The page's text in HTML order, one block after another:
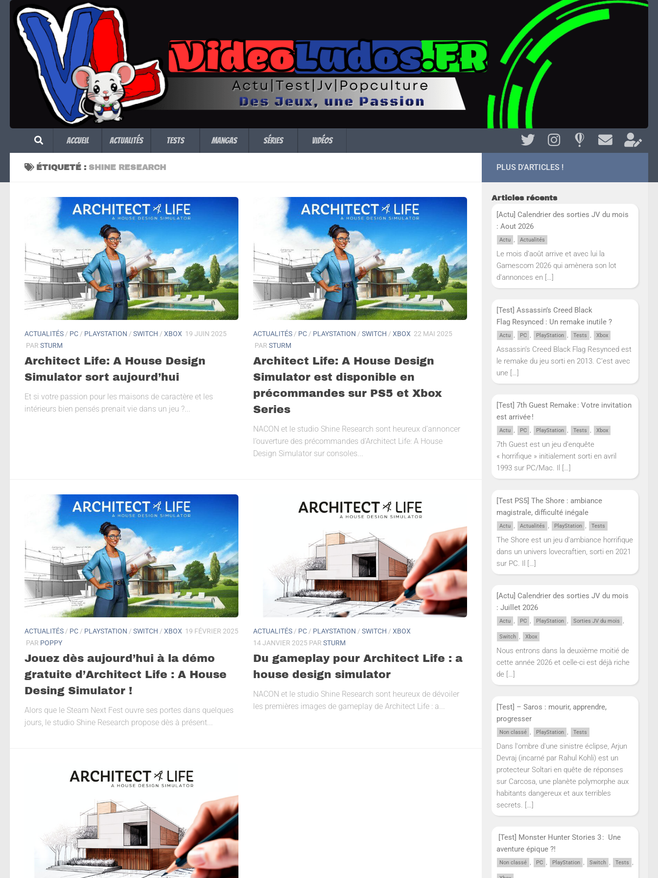
Skip to content
Accueil Actualités Tests Mangas Séries Vidéos
ÉTIQUETÉ : SHINE RESEARCH
ACTUALITÉS / PC / PLAYSTATION / SWITCH / XBOX 19 JUIN 2025
PAR STURM
Architect Life: A House Design
Simulator sort aujourd’hui
Et si votre passion pour les maisons de caractère et les
intérieurs bien pensés prenait vie dans un jeu ?...
ACTUALITÉS / PC / PLAYSTATION / SWITCH / XBOX 22 MAI 2025
PAR STURM
Architect Life: A House Design
Simulator est disponible en
précommandes sur PS5 et Xbox
Series
NACON et le studio Shine Research sont heureux d’annoncer
l’ouverture des précommandes d’Architect Life: A House
Design Simulator sur consoles...
ACTUALITÉS / PC / PLAYSTATION / SWITCH / XBOX 19 FÉVRIER 2025
PAR POPPY
Jouez dès aujourd’hui à la démo
gratuite d’Architect Life : A House
Desing Simulator !
Alors que le Steam Next Fest ouvre ses portes dans quelques
jours, le studio Shine Research propose dès à présent...
ACTUALITÉS / PC / PLAYSTATION / SWITCH / XBOX
14 JANVIER 2025 PAR STURM
Du gameplay pour Architect Life : a
house design simulator
NACON et le studio Shine Research sont heureux de dévoiler
les premières images de gameplay de Architect Life : a...
PLUS D'ARTICLES !
Articles récents
[Actu] Calendrier des sorties JV du mois
: Aout 2026
Actu , Actualités
Le mois d’août arrive et avec lui la
Gamescom 2026 qui amènera son lot
d’annonces en […]
[Test] Assassin’s Creed Black
Flag Resynced : Un remake inutile ?
Actu , PC , PlayStation , Tests , Xbox
Assassin’s Creed Black Flag Resynced est
le remake du jeu sorti en 2013. C’est avec
une […]
[Test] 7th Guest Remake : Votre invitation
est arrivée !
Actu , PC , PlayStation , Tests , Xbox
7th Guest est un jeu d’enquête
« horrifique » initialement sorti en avril
1993 sur PC/Mac. Il
[…]
[Test PS5] The Shore : ambiance
magistrale, difficulté inégale
Actu , Actualités , PlayStation , Tests
The Shore est un jeu d’ambiance horrifique
dans un univers lovecraftien, sorti en 2021
sur PC. Il […]
[Actu] Calendrier des sorties JV du mois
: Juillet 2026
Actu , PC , PlayStation , Sorties JV du mois ,
Switch , Xbox
Nous entrons dans la deuxième moitié de
cette année 2026 et celle-ci est déjà riche
de […]
[Test] – Saros : mourir, apprendre,
progresser
Non classé , PlayStation , Tests
Dans l'ombre d'une sinistre éclipse, Arjun
Devraj (incarné par Rahul Kohli) est un
protecteur Soltari en quête de réponses
sur Carcosa, une planète polymorphe aux
habitants dangereux et aux terribles
secrets. […]
[Test] Monster Hunter Stories 3 : Une
aventure épique ?!
Non classé , PC , PlayStation , Switch , Tests ,